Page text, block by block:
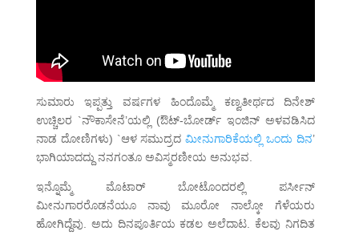
ಸುಮಾರು ಇಪ್ಪತ್ತು ವರ್ಷಗಳ ಹಿಂದೊಮ್ಮೆ ಕಣ್ವತೀರ್ಥದ ದಿನೇಶ್
ಉಚ್ಚಿಲರ `ನೌಕಾಸೇನೆ’ಯಲ್ಲಿ (ಔಟ್-ಬೋರ್ಡ್ ಇಂಜಿನ್ ಅಳವಡಿಸಿದ
ನಾಡ ದೋಣಿಗಳು) `ಆಳ ಸಮುದ್ರದಮೀನುಗಾರಿಕೆಯಲ್ಲಿ ಒಂದು ದಿನ’
ಭಾಗಿಯಾದದ್ದು ನನಗಂತೂ ಅವಿಸ್ಮರಣೀಯ ಅನುಭವ.
ಇನ್ನೊಮ್ಮೆ ಮೊಟಾರ್ ಬೋಟೊಂದರಲ್ಲಿ ಪರ್ಸೀನ್
ಮೀನುಗಾರರೊಡನೆಯೂ ನಾವು ಮೂರೋ ನಾಲ್ಕೋ ಗೆಳೆಯರು
ಹೋಗಿದ್ದೆವು. ಅದು ದಿನಪೂರ್ತಿಯ ಕಡಲ ಅಲೆದಾಟ. ಕೆಲವು ನಿಗದಿತ